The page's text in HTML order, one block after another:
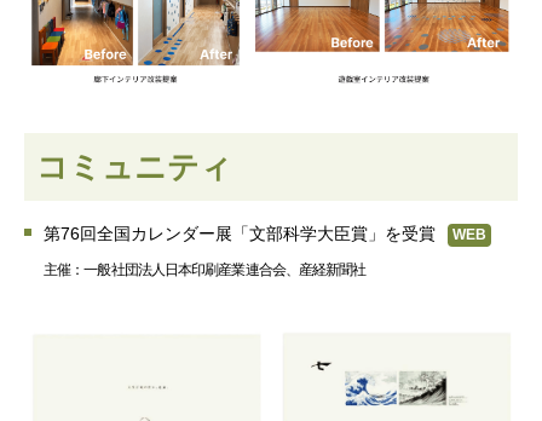
コミュニティ
第76回全国カレンダー展「文部科学大臣賞」を受賞 WEB
主催：一般社団法人日本印刷産業連合会、産経新聞社